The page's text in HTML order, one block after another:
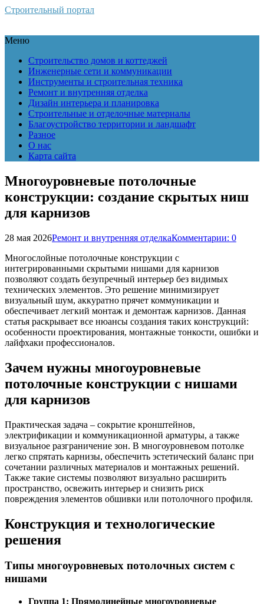
Строительный портал
Меню
Строительство домов и коттеджей
Инженерные сети и коммуникации
Инструменты и строительная техника
Ремонт и внутренняя отделка
Дизайн интерьера и планировка
Строительные и отделочные материалы
Благоустройство территории и ландшафт
Разное
О нас
Карта сайта
Многоуровневые потолочные
конструкции: создание скрытых ниш
для карнизов
28 мая 2026Ремонт и внутренняя отделкаКомментарии: 0
Многослойные потолочные конструкции с
интегрированными скрытыми нишами для карнизов
позволяют создать безупречный интерьер без видимых
технических элементов. Это решение минимизирует
визуальный шум, аккуратно прячет коммуникации и
обеспечивает легкий монтаж и демонтаж карнизов. Данная
статья раскрывает все нюансы создания таких конструкций:
особенности проектирования, монтажные тонкости, ошибки и
лайфхаки профессионалов.
Зачем нужны многоуровневые
потолочные конструкции с нишами
для карнизов
Практическая задача – сокрытие кронштейнов,
электрификации и коммуникационной арматуры, а также
визуальное разграничение зон. В многоуровневом потолке
легко спрятать карнизы, обеспечить эстетический баланс при
сочетании различных материалов и монтажных решений.
Также такие системы позволяют визуально расширить
пространство, освежить интерьер и снизить риск
повреждения элементов обшивки или потолочного профиля.
Конструкция и технологические
решения
Типы многоуровневых потолочных систем с
нишами
Группа 1: Прямолинейные многоуровневые